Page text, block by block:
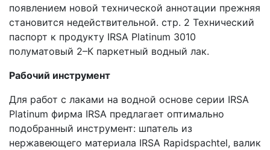
появлением новой технической аннотации прежняя
становится недействительной. стр. 2 Технический
паспорт к продукту IRSA Platinum 3010
полуматовый 2–К паркетный водный лак.
Рабочий инструмент
Для работ с лаками на водной основе серии IRSA
Platinum фирма IRSA предлагает оптимально
подобранный инструмент: шпатель из
нержавеющего материала IRSA Rapidspachtel, валик